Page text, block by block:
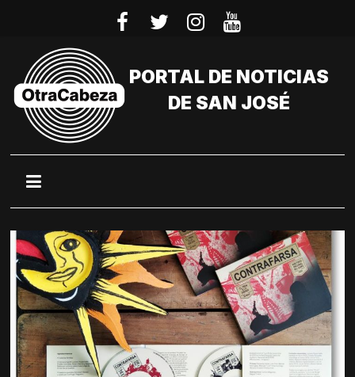
PORTAL DE NOTICIAS
DE SAN JOSÉ